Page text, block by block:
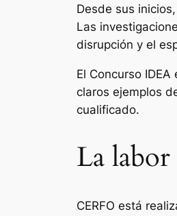
Desde sus
Las
disrupción y el
El Concurso
claros ejemplos
cualificado.
La
CERFO está